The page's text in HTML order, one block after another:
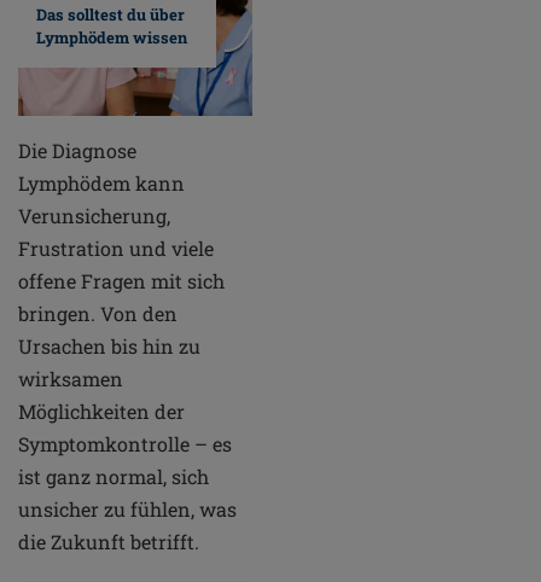
Das solltest du über
Lymphödem wissen
Die Diagnose
Lymphödem kann
Verunsicherung,
Frustration und viele
offene Fragen mit sich
bringen. Von den
Ursachen bis hin zu
wirksamen
Möglichkeiten der
Symptomkontrolle – es
ist ganz normal, sich
unsicher zu fühlen, was
die Zukunft betrifft.